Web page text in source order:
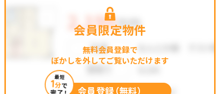
会員限定物件
無料会員登録で
ぼかしを外してご覧いただけます
最短
1分で
完了！ 会員登録（無料）